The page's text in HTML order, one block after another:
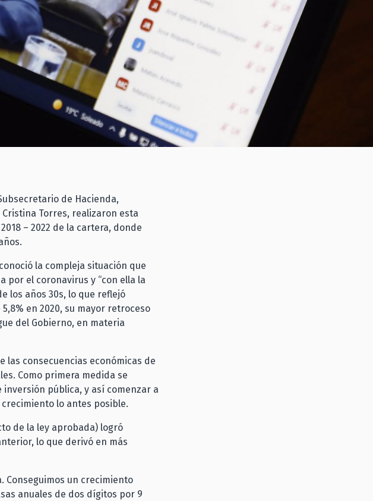
de Hacienda,
Torres, realizaron esta
– 2022 de la cartera, donde
la compleja situación que
por el coronavirus y “con ella la
los años 30s, lo que reflejó
en 2020, su mayor retroceso
del Gobierno, en materia
las consecuencias económicas de
Como primera medida se
pública, y así comenzar a
lo antes posible.
de la ley aprobada) logró
lo que derivó en más
Conseguimos un crecimiento
anuales de dos dígitos por 9